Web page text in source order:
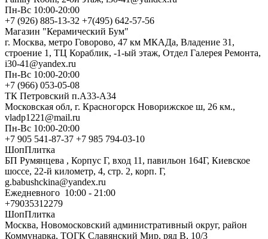
Пн-Вс 10:00-20:00
+7 (926) 885-13-32 +7(495) 642-57-56
Магазин "Керамический Бум"
г. Москва, метро Говорово, 47 км МКАДа, Владение 31,
строение 1, ТЦ Кораблик, -1-ый этаж, Отдел Галерея Ремонта,
i30-41@yandex.ru
Пн-Вс 10:00-20:00
+7 (966) 053-05-08
ТК Петровский п.А33-А34
Московская обл, г. Красногорск Новорижское ш, 26 км.,
vladp1221@mail.ru
Пн-Вс 10:00-20:00
+7 905 541-87-37 +7 985 794-03-10
ШопПлитка
БП Румянцева , Корпус Г, вход 11, павильон 164Г, Киевское
шоссе, 22-й километр, 4, стр. 2, корп. Г,
g.babushckina@yandex.ru
Ежедневного 10:00 - 21:00
+79035312279
ШопПлитка
Москва, Новомосковский административный округ, район
Коммунарка, ТОГК Славянский Мир, ряд В, 10/3